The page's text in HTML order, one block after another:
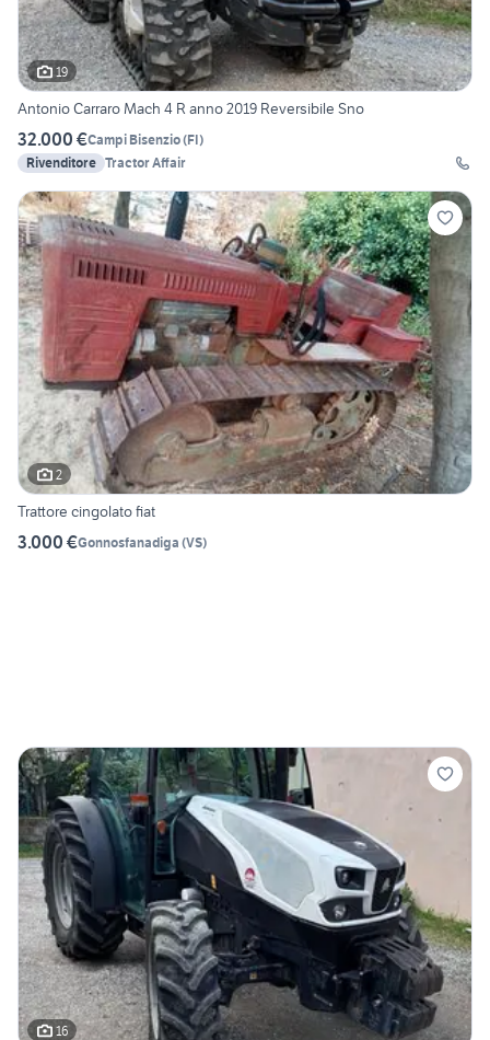
19
Antonio Carraro Mach 4 R anno 2019 Reversibile Sno
32.000 €Campi Bisenzio(FI)
Rivenditore Tractor Affair
2
Trattore cingolato fiat
3.000 €Gonnosfanadiga (VS)
16